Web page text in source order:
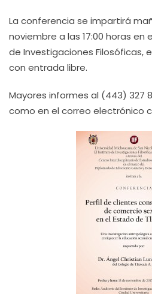
La conferencia se impartirá
noviembre a las 17:00 horas
de Investigaciones Filosóficas,
con entrada libre.
Mayores informes al (443) 327
como en el correo electrónico